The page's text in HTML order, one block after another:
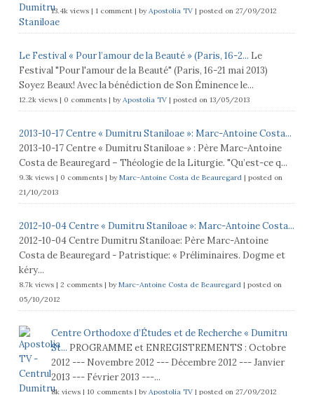
13.4k views| 1 comment| byApostolia TV| posted on 27/09/2012
Le Festival « Pour l’amour de la Beauté » (Paris, 16-2... Le
Festival "Pour l'amour de la Beauté" (Paris, 16-21 mai 2013)
Soyez Beaux! Avec la bénédiction de Son Éminence le...
12.2k views| 0 comments| byApostolia TV| posted on 13/05/2013
2013-10-17 Centre « Dumitru Staniloae »: Marc-Antoine Costa...
2013-10-17 Centre « Dumitru Staniloae » : Père Marc-Antoine
Costa de Beauregard – Théologie de la Liturgie. "Qu’est-ce q...
9.3k views| 0 comments| byMarc-Antoine Costa de Beauregard| posted on
21/10/2013
2012-10-04 Centre « Dumitru Staniloae »: Marc-Antoine Costa...
2012-10-04 Centre Dumitru Staniloae: Père Marc-Antoine
Costa de Beauregard - Patristique: « Préliminaires. Dogme et
kéry...
8.7k views| 2 comments| byMarc-Antoine Costa de Beauregard| posted on
05/10/2012
Centre Orthodoxe d’Études et de Recherche « Dumitru
St... PROGRAMME et ENREGISTREMENTS : Octobre
2012 --- Novembre 2012 --- Décembre 2012 --- Janvier
2013 --- Février 2013 ---...
8k views| 10 comments| byApostolia TV| posted on 27/09/2012